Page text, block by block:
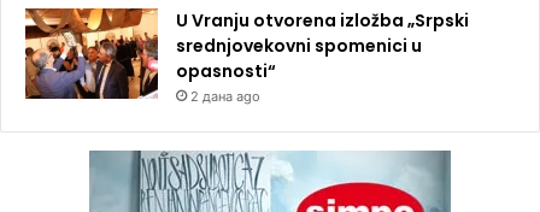
U Vranju otvorena izložba „Srpski
srednjovekovni spomenici u
opasnosti“
2 дана ago